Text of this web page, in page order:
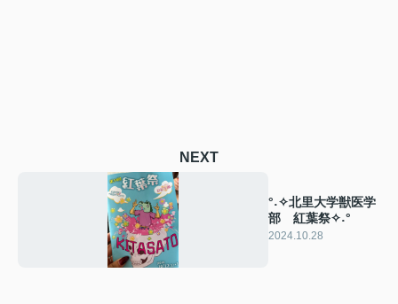
NEXT
°˖✧北里大学獣医学
部 紅葉祭✧˖°
2024.10.28